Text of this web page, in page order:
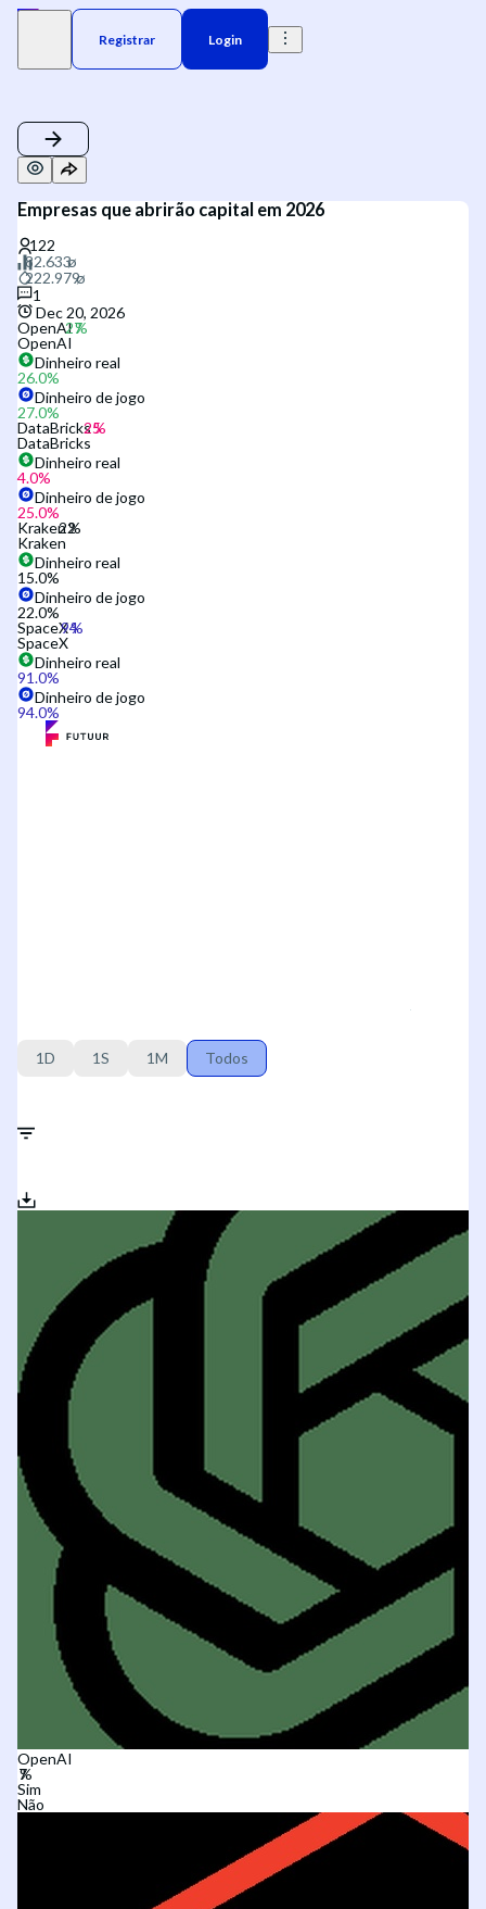
Registrar Login
Empresas que abrirão capital em 2026
1
Dec 20, 2026
OpenAI
OpenAI
Dinheiro real
26.0%
Dinheiro de jogo
27.0%
DataBricks
DataBricks
Dinheiro real
4.0%
Dinheiro de jogo
25.0%
Kraken
Kraken
Dinheiro real
15.0%
Dinheiro de jogo
22.0%
SpaceX
SpaceX
Dinheiro real
91.0%
Dinheiro de jogo
94.0%
1D 1S 1M Todos
OpenAI
Sim
Não